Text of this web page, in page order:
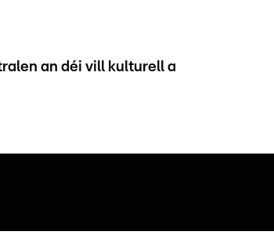
an déi vill kulturell a